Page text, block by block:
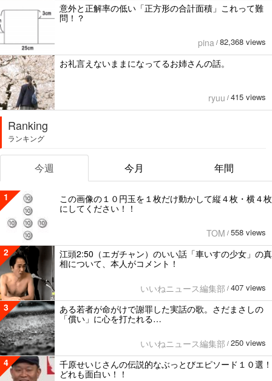
意外と正解率の低い「正方形の合計面積」これって難
問！？
pina / 82,368 views
お礼言えないままになってるお姉さんの話。
ryuu / 415 views
Ranking
ランキング
今週 今月 年間
1
この画像の１０円玉を１枚だけ動かして縦４枚・横４枚
にしてください！！
TOM / 558 views
2
江頭2:50（エガチャン）のいい話「車いすの少女」の真
相について、本人がコメント！
いいねニュース編集部 / 407 views
3
ある若者が命がけで謝罪した実話の歌。さだまさしの
「償い」に心を打たれる…
いいねニュース編集部 / 250 views
4
千原せいじさんの伝説的なぶっとびエピソード１０選！
どれも面白い！！